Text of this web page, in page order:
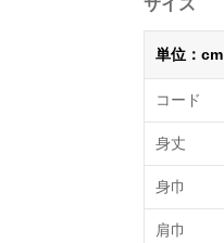
サイズ
単位：cm
コード
身丈
身巾
肩巾